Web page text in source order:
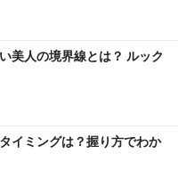
美人の境界線とは？ ルック
イミングは？握り方でわか